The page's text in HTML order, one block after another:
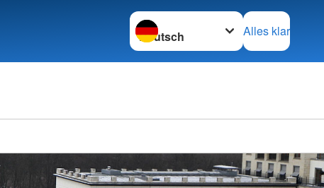
Sprache wechseln zu
Alles klar